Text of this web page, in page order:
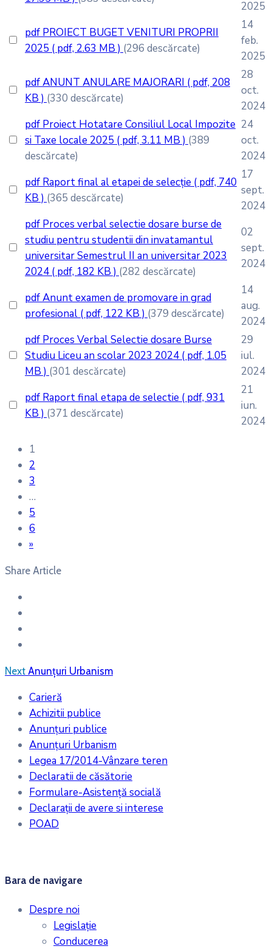
2025
pdf PROIECT BUGET VENITURI PROPRII
2025 ( pdf, 2.63 MB ) (296 descărcate)
14
feb.
2025
pdfANUNT ANULARE MAJORARI ( pdf, 208
KB ) (330 descărcate)
28
oct.
2024
pdf Proiect Hotatare Consiliul Local Impozite
si Taxe locale 2025 ( pdf, 3.11 MB ) (389
descărcate)
24
oct.
2024
pdf Raport final al etapei de selecție ( pdf, 740
KB ) (365 descărcate)
17
sept.
2024
pdf Proces verbal selectie dosare burse de
studiu pentru studentii din invatamantul
universitar Semestrul II an universitar 2023
2024 ( pdf, 182 KB ) (282 descărcate)
02
sept.
2024
pdfAnunt examen de promovare in grad
profesional ( pdf, 122 KB ) (379 descărcate)
14
aug.
2024
pdf Proces Verbal Selectie dosare Burse
Studiu Liceu an scolar 2023 2024 ( pdf, 1.05
MB ) (301 descărcate)
29
iul.
2024
pdf Raport final etapa de selectie ( pdf, 931
KB ) (371 descărcate)
21
iun.
2024
1
2
3
…
5
6
»
Share Article
Next Anunțuri Urbanism
Carieră
Achizitii publice
Anunțuri publice
Anunțuri Urbanism
Legea 17/2014-Vânzare teren
Declaratii de căsătorie
Formulare-Asistență socială
Declarații de avere si interese
POAD
Bara de navigare
Despre noi
Legislaţie
Conducerea